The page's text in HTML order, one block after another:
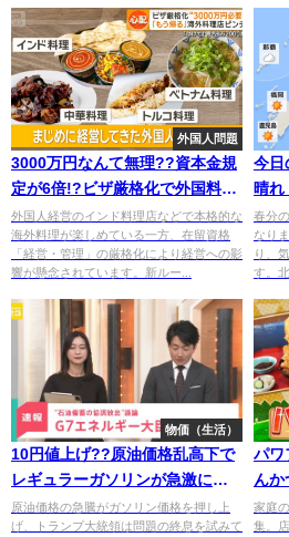
外国人問題
3000万円なんて無理??資本金規
定が6倍!?ビザ厳格化で外国料理
店の閉店相次ぐ!?
外国人経営のインド料理店などで本格的な
海外料理が楽しめている一方、在留資格
「経営・管理」の厳格化により経営への影
響が懸念されています。新ルー...
今
晴
雨強
春分
なり
り、
す。
物価（生活）
10円値上げ??原油価格乱高下で
レギュラーガソリンが急激に値
段が上がりすぎる⁉
原油価格の急騰がガソリン価格を押し上
げ、トランプ大統領は問題の終息を試みて
パワ
んか
特盛
家庭
集。